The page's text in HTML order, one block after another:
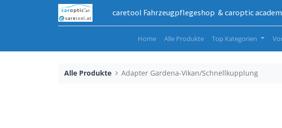
caretool Fahrzeugpflegeshop & caroptic
Home Alle Produkte Top Kategorien
Alle Produkte Adapter Gardena-Vikan/Schnellkupplung